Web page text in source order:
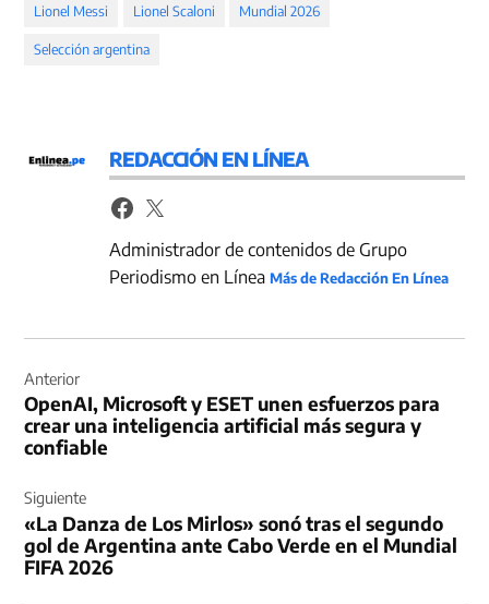
Lionel Messi Lionel Scaloni Mundial 2026
Selección argentina
REDACCIÓN EN LÍNEA
Administrador de contenidos de Grupo
Periodismo en LíneaMás de Redacción En Línea
de
entradas
Anterior
OpenAI, Microsoft y ESET unen esfuerzos para
crear una inteligencia artificial más segura y
confiable
Siguiente
«La Danza de Los Mirlos» sonó tras el segundo
gol de Argentina ante Cabo Verde en el Mundial
FIFA 2026